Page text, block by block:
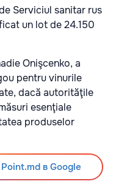
Serviciul sanitar rus
un lot de 24.150
Onişcenko, a
pentru vinurile
dacă autorităţile
esenţiale
produselor
в Google